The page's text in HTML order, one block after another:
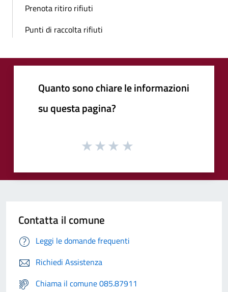
Prenota ritiro rifiuti
Punti di raccolta rifiuti
Quanto sono chiare le informazioni
su questa pagina?
Contatta il comune
Leggi le domande frequenti
Richiedi Assistenza
Chiama il comune 085.87911